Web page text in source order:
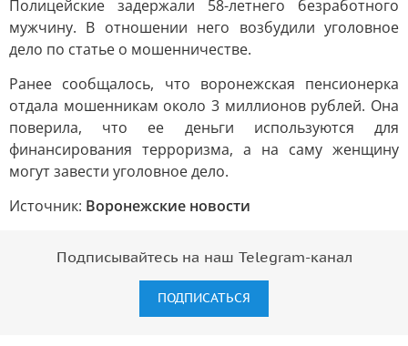
Полицейские задержали 58-летнего безработного
мужчину. В отношении него возбудили уголовное
дело по статье о мошенничестве.
Ранее сообщалось, что воронежская пенсионерка
отдала мошенникам около 3 миллионов рублей. Она
поверила, что ее деньги используются для
финансирования терроризма, а на саму женщину
могут завести уголовное дело.
Источник: Воронежские новости
Подписывайтесь на наш Telegram-канал
ПОДПИСАТЬСЯ